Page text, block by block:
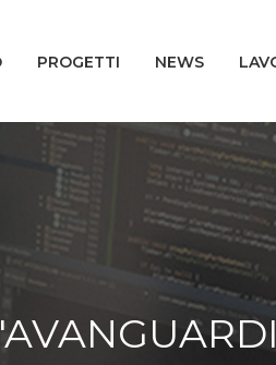
PROGETTI NEWS